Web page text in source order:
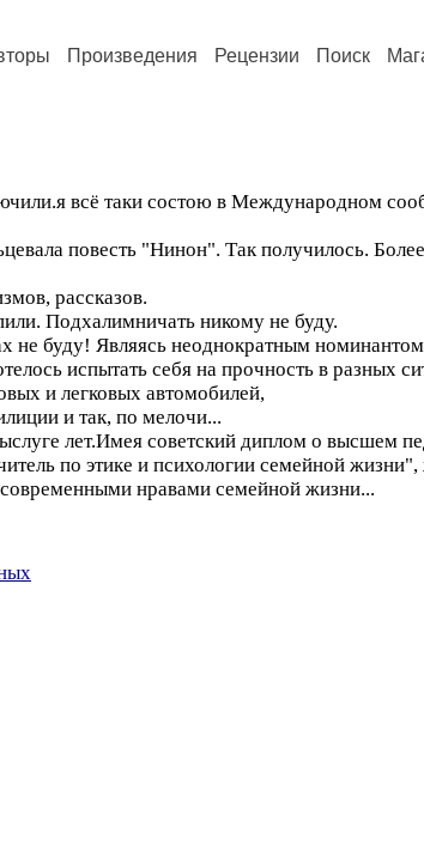
Произведения Рецензии Поиск
всё таки состою в Международном
повесть "Нинон". Так получилось.
рассказов.
Подхалимничать никому не буду.
не буду! Являясь неоднократным
испытать себя на прочность в разных
и легковых автомобилей,
и так, по мелочи...
лет.Имея советский диплом о высшем
по этике и психологии семейной
нравами семейной жизни...